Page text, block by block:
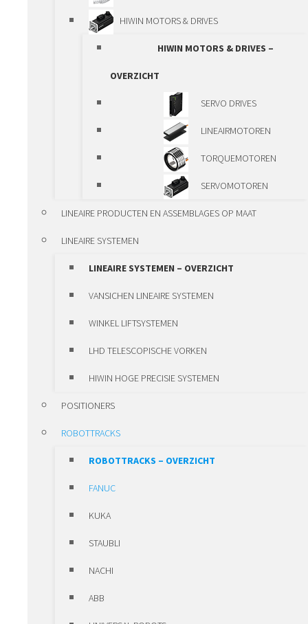
VANSICHEN LINEAIRE
KK-MODULES
SMEERSYSTEMEN
VERSTELEENHEDEN EN
HIWIN MOTORS & DRIVES
HIWIN MOTORS & DRIVES –
OVERZICHT
SERVO DRIVES
LINEAIRMOTOREN
TORQUEMOTOREN
SERVOMOTOREN
LINEAIRE PRODUCTEN EN ASSEMBLAGES OP MAAT
LINEAIRE SYSTEMEN
LINEAIRE SYSTEMEN – OVERZICHT
VANSICHEN LINEAIRE SYSTEMEN
WINKEL LIFTSYSTEMEN
LHD TELESCOPISCHE VORKEN
HIWIN HOGE PRECISIE SYSTEMEN
POSITIONERS
ROBOTTRACKS
ROBOTTRACKS – OVERZICHT
FANUC
KUKA
STAUBLI
NACHI
ABB